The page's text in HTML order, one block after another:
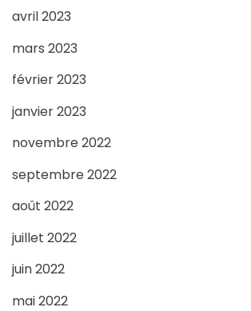
avril 2023
mars 2023
février 2023
janvier 2023
novembre 2022
septembre 2022
août 2022
juillet 2022
juin 2022
mai 2022